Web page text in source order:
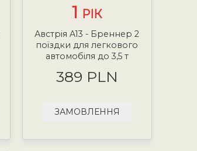
1 РІК
Австрія A13 - Бреннер 2
поїздки для легкового
автомобіля до 3,5 т
389 PLN
ЗАМОВЛЕННЯ